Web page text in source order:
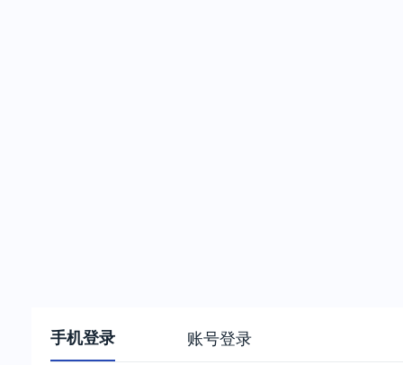
手机登录 账号登录